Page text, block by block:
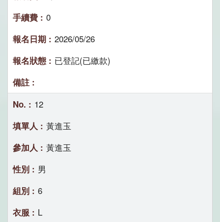
0
2026/05/26
已登記(已繳款)
12
黃進玉
黃進玉
男
6
L